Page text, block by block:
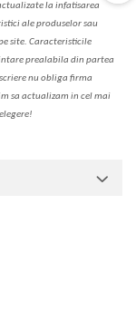
la infatisarea
ale produselor sau
site. Caracteristicile
tare prealabila din partea
nu obliga firma
sa actualizam in cel mai
elegere!